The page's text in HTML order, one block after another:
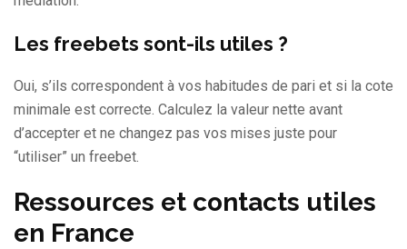
Les freebets sont-ils utiles ?
Oui, s’ils correspondent à vos habitudes de pari et si la cote
minimale est correcte. Calculez la valeur nette avant
d’accepter et ne changez pas vos mises juste pour
“utiliser” un freebet.
Ressources et contacts utiles
en France